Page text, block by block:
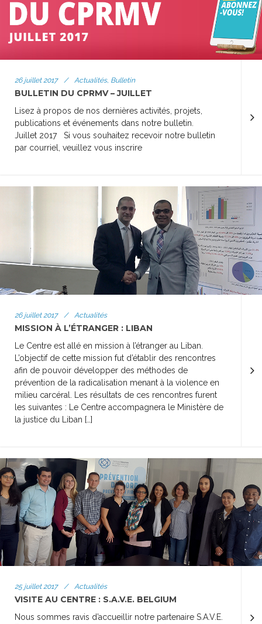
26 juillet 2017 / Actualités, Bulletin
BULLETIN DU CPRMV – JUILLET
Lisez à propos de nos dernières activités, projets,
publications et événements dans notre bulletin.
Juillet 2017 Si vous souhaitez recevoir notre bulletin
par courriel, veuillez vous inscrire
26 juillet 2017 / Actualités
MISSION À L’ÉTRANGER : LIBAN
Le Centre est allé en mission à l’étranger au Liban.
L’objectif de cette mission fut d’établir des rencontres
afin de pouvoir développer des méthodes de
prévention de la radicalisation menant à la violence en
milieu carcéral. Les résultats de ces rencontres furent
les suivantes : Le Centre accompagnera le Ministère de
la justice du Liban […]
25 juillet 2017 / Actualités
VISITE AU CENTRE : S.A.V.E. BELGIUM
Nous sommes ravis d’accueillir notre partenaire S.A.V.E.